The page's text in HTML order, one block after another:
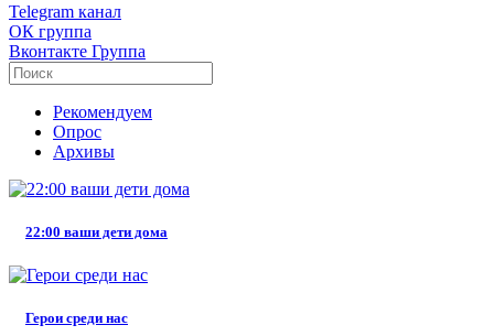
Telegram канал
ОК группа
Вконтакте Группа
Рекомендуем
Опрос
Архивы
22:00 ваши дети дома
Герои среди нас